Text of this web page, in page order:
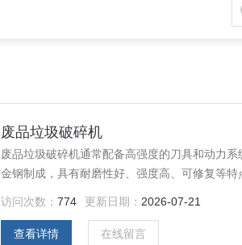
废品垃圾破碎机
废品垃圾破碎机通常配备高强度的刀具和动力
金钢制成，具有耐磨性好、强度高、可修复等特
访问次数：774 更新日期： 2026-07-21
查看详情 在线留言